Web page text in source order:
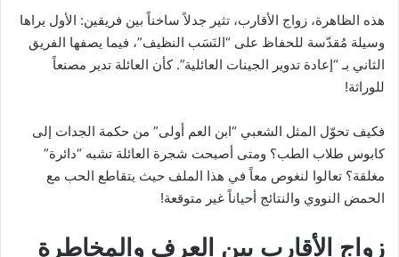
هذه الظاهرة، زواج الأقارب، تثير جدلاً ساخناً بين فريقين: الأول يراها
وسيلة مُقدّسة للحفاظ على “النَسَب النظيف”، فيما يصفها الفريق
الثاني بـ “إعادة تدوير الجينات العائلية”. كأن العائلة تدير مصنعاً
للوراثة!
فكيف تحوّل المثل الشعبي “ابن العم أولى” من حكمة الجدات إلى
كابوس طلاب الطب؟ ومتى أصبحت شجرة العائلة تشبه “دائرة”
مغلقة؟ تعالوا لنغوص معاً في هذا الملف حيث يتقاطع الحب مع
الحمض النووي والنتائج أحياناً غير متوقعة!
زواج الأقارب بين العرف والمخاطرة